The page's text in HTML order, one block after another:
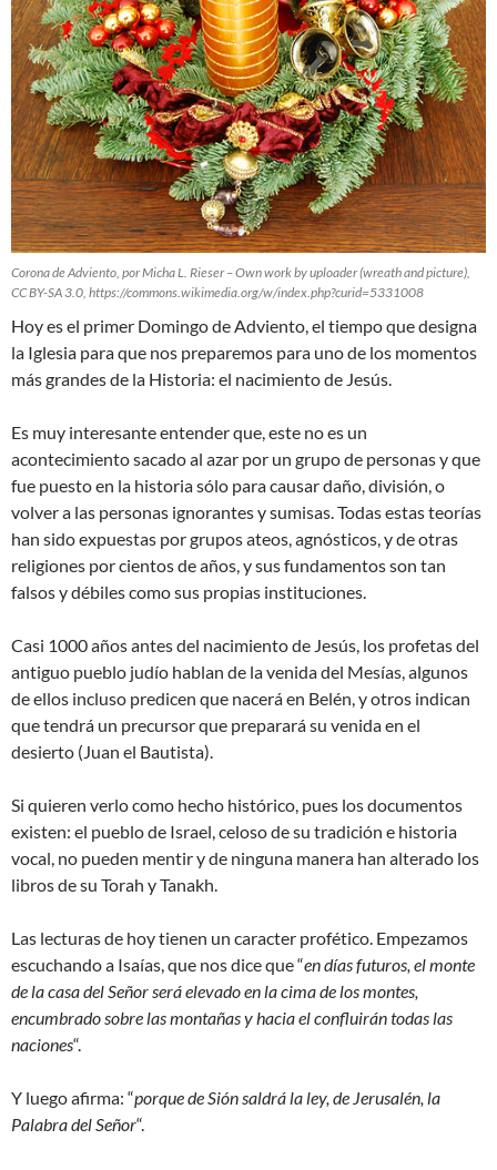
Corona de Adviento, por Micha L. Rieser – Own work by uploader (wreath and picture),
CC BY-SA 3.0, https://commons.wikimedia.org/w/index.php?curid=5331008
Hoy es el primer Domingo de Adviento, el tiempo que designa
la Iglesia para que nos preparemos para uno de los momentos
más grandes de la Historia: el nacimiento de Jesús.
Es muy interesante entender que, este no es un
acontecimiento sacado al azar por un grupo de personas y que
fue puesto en la historia sólo para causar daño, división, o
volver a las personas ignorantes y sumisas. Todas estas teorías
han sido expuestas por grupos ateos, agnósticos, y de otras
religiones por cientos de años, y sus fundamentos son tan
falsos y débiles como sus propias instituciones.
Casi 1000 años antes del nacimiento de Jesús, los profetas del
antiguo pueblo judío hablan de la venida del Mesías, algunos
de ellos incluso predicen que nacerá en Belén, y otros indican
que tendrá un precursor que preparará su venida en el
desierto (Juan el Bautista).
Si quieren verlo como hecho histórico, pues los documentos
existen: el pueblo de Israel, celoso de su tradición e historia
vocal, no pueden mentir y de ninguna manera han alterado los
libros de su Torah y Tanakh.
Las lecturas de hoy tienen un caracter profético. Empezamos
escuchando a Isaías, que nos dice que “en días futuros, el monte
de la casa del Señor será elevado en la cima de los montes,
encumbrado sobre las montañas y hacia el confluirán todas las
naciones“.
Y luego afirma: “porque de Sión saldrá la ley, de Jerusalén, la
Palabra del Señor“.